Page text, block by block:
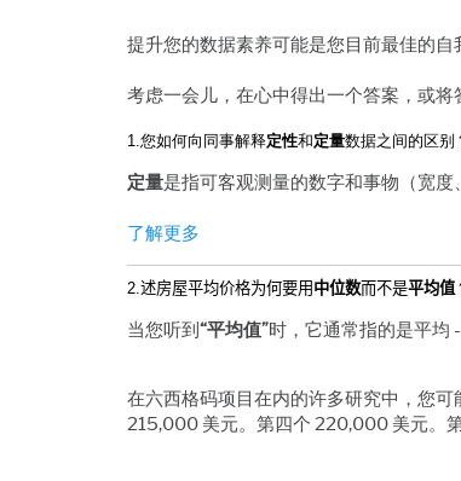
提升您的数据素养可能是您目前最佳的
考虑一会儿，在心中得出一个答案，或
1. 您如何向同事解释定性和定量数据之间的区别
定量是指可客观测量的数字和事物（宽度
了解更多
2.述房屋平均价格为何要用 中位数而不是平均值
当您听到 “平均值”时，它通常指的是平均
在六西格码项目在内的许多研究中，您
215,000 美元。第四个 220,000 美元。